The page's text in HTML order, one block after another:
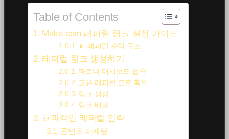
Table of Contents
Make.com 레퍼럴 링크 설정 가이드
📊 레퍼럴 수익 구조
레퍼럴 링크 생성하기
파트너 대시보드 접속
고유 레퍼럴 코드 확인
링크 생성
링크 배포
효과적인 레퍼럴 전략
콘텐츠 마케팅